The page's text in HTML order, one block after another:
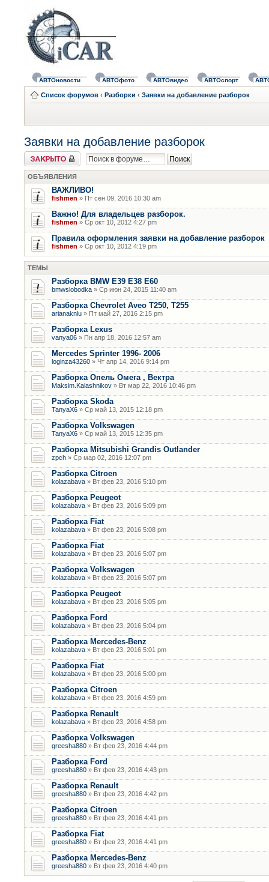
АВТОновости АВТОфото АВТОвидео АВТОспорт
Список форумов ‹ Разборки ‹ Заявки на добавление разборок
Заявки на добавление разборок
Форум закрыт
ОБЪЯВЛЕНИЯ
ВАЖЛИВО!
fishmen » Пт сен 09, 2016 10:30 am
Важно! Для владельцев разборок.
fishmen » Ср окт 10, 2012 4:27 pm
Правила оформления заявки на добавление разборок
fishmen » Ср окт 10, 2012 4:19 pm
ТЕМЫ
Разборка BMW E39 E38 E60
bmwslobodka » Ср июн 24, 2015 11:40 am
Разборка Chevrolet Aveo T250, T255
arianaknlu » Пт май 27, 2016 2:15 pm
Разборка Lexus
vanya06 » Пн апр 18, 2016 12:57 am
Mercedes Sprinter 1996- 2006
loginza43260 » Чт апр 14, 2016 9:14 pm
Разборка Опель Омега , Вектра
Maksim.Kalashnikov » Вт мар 22, 2016 10:46 pm
Разборка Skoda
TanyaX6 » Ср май 13, 2015 12:18 pm
Разборка Volkswagen
TanyaX6 » Ср май 13, 2015 12:35 pm
Разборка Mitsubishi Grandis Outlander
zpch » Ср мар 02, 2016 12:07 pm
Разборка Citroen
kolazabava » Вт фев 23, 2016 5:10 pm
Разборка Peugeot
kolazabava » Вт фев 23, 2016 5:09 pm
Разборка Fiat
kolazabava » Вт фев 23, 2016 5:08 pm
Разборка Fiat
kolazabava » Вт фев 23, 2016 5:07 pm
Разборка Volkswagen
kolazabava » Вт фев 23, 2016 5:07 pm
Разборка Peugeot
kolazabava » Вт фев 23, 2016 5:05 pm
Разборка Ford
kolazabava » Вт фев 23, 2016 5:04 pm
Разборка Mercedes-Benz
kolazabava » Вт фев 23, 2016 5:01 pm
Разборка Fiat
kolazabava » Вт фев 23, 2016 5:00 pm
Разборка Citroen
kolazabava » Вт фев 23, 2016 4:59 pm
Разборка Renault
kolazabava » Вт фев 23, 2016 4:58 pm
Разборка Volkswagen
greesha880 » Вт фев 23, 2016 4:44 pm
Разборка Ford
greesha880 » Вт фев 23, 2016 4:43 pm
Разборка Renault
greesha880 » Вт фев 23, 2016 4:42 pm
Разборка Citroen
greesha880 » Вт фев 23, 2016 4:41 pm
Разборка Fiat
greesha880 » Вт фев 23, 2016 4:41 pm
Разборка Mercedes-Benz
greesha880 » Вт фев 23, 2016 4:40 pm